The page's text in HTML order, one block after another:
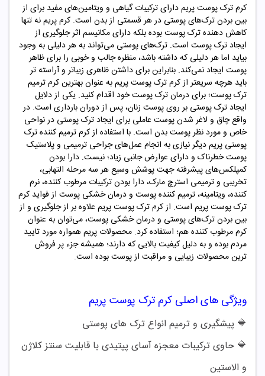
کرم ترک پوست پریم دارای ترکیبات گیاهی و ویتامین‌های مفید برای از
بین بردن ترک‌های پوستی در هر قسمتی از بدن است. کرم پریم نه تنها
کاهش دهنده ترک پوست بوده بلکه دارای مکانیسم اثر جلوگیری از
ایجاد ترک پوست است. ترک‌های پوستی می‌تواند به هر دلیلی به وجود
بیاید اما هر دلیلی که داشته باشد، منظره جالب و خوبی را برای ظاهر
پوست ایجاد نمی‌کند. بنابراین برای داشتن ظاهری زیباتر و آراسته تر
باید هرچه سریعتر از کرم ترک پوست پریم به عنوان بهترین کرم ترمیم
ترک پوست؛ برای درمان ترک پوست خود اقدام کنید. یکی از دلایل
ایجاد ترک پوستی بر روی پوست زنان، پس از دوران بارداری است. در
واقع چاق و لاغر شدن پوست عاملی برای ایجاد ترک پوستی در نواحی
خاص و مورد نظر پوست بدن است. با استفاده از کرم ترمیم کننده ترک
پوستی پریم دیگر نیازی به انجام عمل‌های جراحی ترمیمی و پلاستیک
پوست خطرناک و دارای عوارض جانبی زیاد؛ نیست. دارا بودن
کمپلکس‌های پیشرفته جهت پوشش وسیع هر سه مرحله التهابی،
تخریبی و ترمیمی استرچ مارک، دارا بودن ترکیبات مرطوب کننده، نرم
کننده، ویتامینه، ترمیم کننده پوست و درمان خشکی پوست از فواید کرم
ترک پوست پریم است. از کرم ترک پوست پریم علاوه بر از جلوگیری و از
بین بردن ترک‌های پوستی و درمان خشکی پوست، می‌توان به عنوان
کرم مرطوب کننده هم؛ استفاده کرد. محصولات پریم همواره مورد تایید
مردم بوده و به دلیل کیفیت بالایی که دارند؛ همیشه جزء پر فروش
ترین محصولات زیبایی و مراقبت از پوست بوده است.
ویژگی های اصلی کرم ترک پوست پریم
🔷 پیشگیری و ترمیم انواع ترک‌ های پوستی
🔷 حاوی ترکیبات معجزه آسای پپتیدی با قابلیت سنتز کلاژن
و الاستین